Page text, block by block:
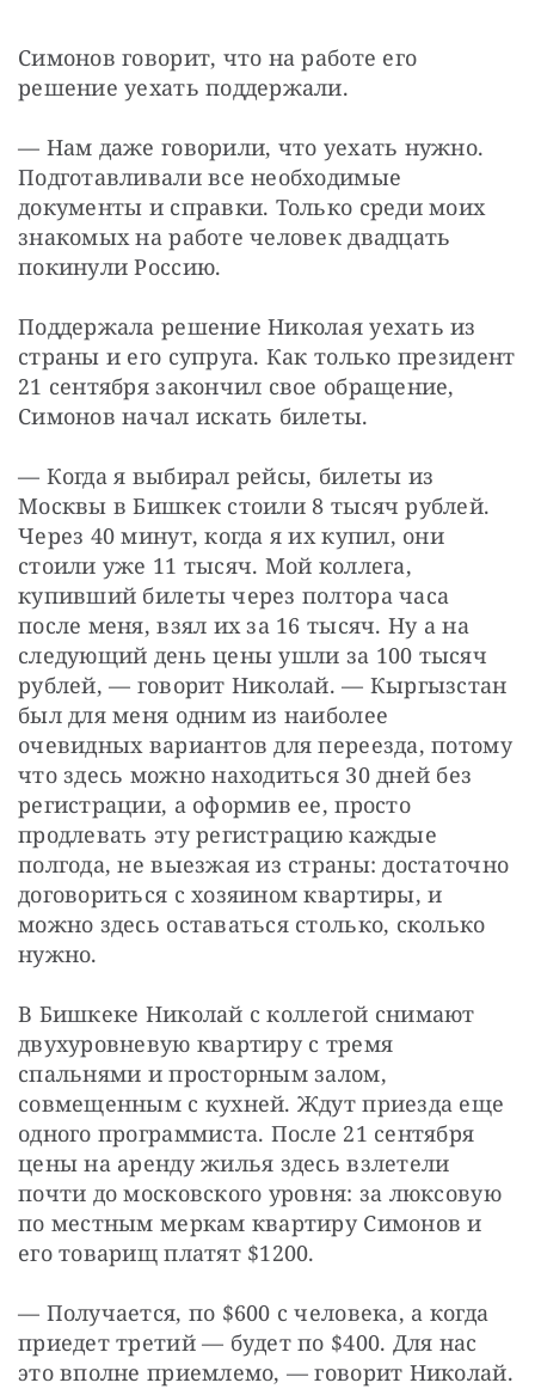
Симонов говорит, что на работе его
решение уехать поддержали.
— Нам даже говорили, что уехать нужно.
Подготавливали все необходимые
документы и справки. Только среди моих
знакомых на работе человек двадцать
покинули Россию.
Поддержала решение Николая уехать из
страны и его супруга. Как только президент
21 сентября закончил свое обращение,
Симонов начал искать билеты.
— Когда я выбирал рейсы, билеты из
Москвы в Бишкек стоили 8 тысяч рублей.
Через 40 минут, когда я их купил, они
стоили уже 11 тысяч. Мой коллега,
купивший билеты через полтора часа
после меня, взял их за 16 тысяч. Ну а на
следующий день цены ушли за 100 тысяч
рублей, — говорит Николай. — Кыргызстан
был для меня одним из наиболее
очевидных вариантов для переезда, потому
что здесь можно находиться 30 дней без
регистрации, а оформив ее, просто
продлевать эту регистрацию каждые
полгода, не выезжая из страны: достаточно
договориться с хозяином квартиры, и
можно здесь оставаться столько, сколько
нужно.
В Бишкеке Николай с коллегой снимают
двухуровневую квартиру с тремя
спальнями и просторным залом,
совмещенным с кухней. Ждут приезда еще
одного программиста. После 21 сентября
цены на аренду жилья здесь взлетели
почти до московского уровня: за люксовую
по местным меркам квартиру Симонов и
его товарищ платят $1200.
— Получается, по $600 с человека, а когда
приедет третий — будет по $400. Для нас
это вполне приемлемо, — говорит Николай.